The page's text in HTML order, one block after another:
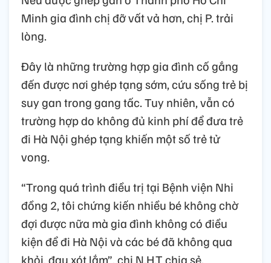
Minh gia đình chị đỡ vất vả hơn, chị P. trải
lòng.
Đây là những trường hợp gia đình cố gắng
đến được nơi ghép tạng sớm, cứu sống trẻ bị
suy gan trong gang tấc. Tuy nhiên, vẫn có
trường hợp do không đủ kinh phí để đưa trẻ
đi Hà Nội ghép tạng khiến một số trẻ tử
vong.
“Trong quá trình điều trị tại Bệnh viện Nhi
đồng 2, tôi chứng kiến nhiều bé không chờ
đợi được nữa mà gia đình không có điều
kiện để đi Hà Nội và các bé đã không qua
khỏi, đau xót lắm”, chị N.H.T chia sẻ.